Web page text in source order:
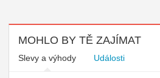
MOHLO BY TĚ ZAJÍMAT
Slevy a výhody Události